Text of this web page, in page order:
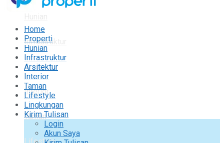
Infrastruktur
Arsitektur
Interior
Taman
Home
Properti
Hunian
Infrastruktur
Arsitektur
Interior
Taman
Lifestyle
Lingkungan
Kirim Tulisan
Login
Akun Saya